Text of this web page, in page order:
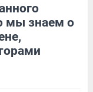
мы знаем о